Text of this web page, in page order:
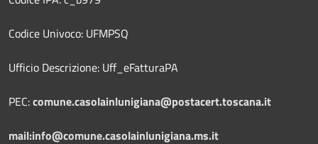
Codice Univoco: UFMPSQ
Ufficio Descrizione: Uff_eFatturaPA
PEC:comune.casolainlunigiana@postacert.toscana.it
mail:info@comune.casolainlunigiana.ms.it